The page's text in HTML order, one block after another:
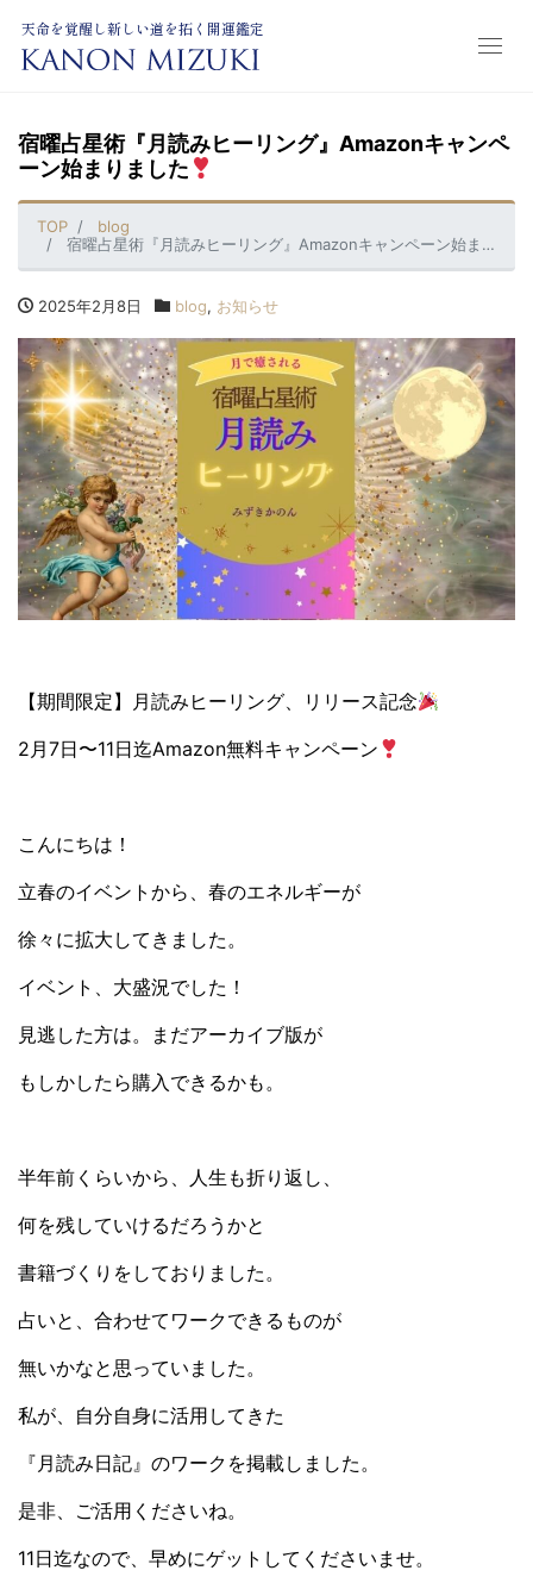
天命を覚醒し新しい道を拓く開運鑑定
宿曜占星術『月読みヒーリング』Amazonキャンペ
ーン始まりました
TOP
blog
宿曜占星術『月読みヒーリング』Amazonキャンペーン始まりました
2025年2月8日 blog, お知らせ
【期間限定】月読みヒーリング、リリース記念
2月7日〜11日迄Amazon無料キャンペーン
こんにちは！
立春のイベントから、春のエネルギーが
徐々に拡大してきました。
イベント、大盛況でした！
見逃した方は。まだアーカイブ版が
もしかしたら購入できるかも。
半年前くらいから、人生も折り返し、
何を残していけるだろうかと
書籍づくりをしておりました。
占いと、合わせてワークできるものが
無いかなと思っていました。
私が、自分自身に活用してきた
『月読み日記』のワークを掲載しました。
是非、ご活用くださいね。
11日迄なので、早めにゲットしてくださいませ。